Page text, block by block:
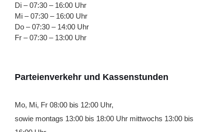
Di – 07:30 – 16:00 Uhr
Mi – 07:30 – 16:00 Uhr
Do – 07:30 – 14:00 Uhr
Fr – 07:30 – 13:00 Uhr
Parteienverkehr und Kassenstunden
Mo, Mi, Fr 08:00 bis 12:00 Uhr,
sowie montags 13:00 bis 18:00 Uhr mittwochs 13:00 bis